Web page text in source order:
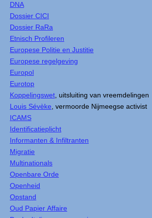
DNA
Dossier CICI
Dossier RaRa
Etnisch Profileren
Europese Politie en Justitie
Europese regelgeving
Europol
Eurotop
Koppelingswet , uitsluiting van vreemdelingen
Louis Sévèke , vermoorde Nijmeegse activist
ICAMS
Identificatieplicht
Informanten & Infiltranten
Migratie
Multinationals
Openbare Orde
Openheid
Opstand
Oud Papier Affaire